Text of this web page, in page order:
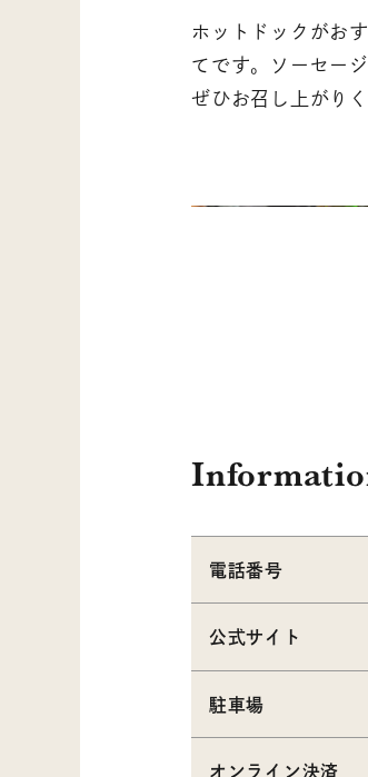
ホットドックがお
てです。ソーセー
ぜひお召し上がりく
電話番号
公式サイト
駐車場
オンライン決済